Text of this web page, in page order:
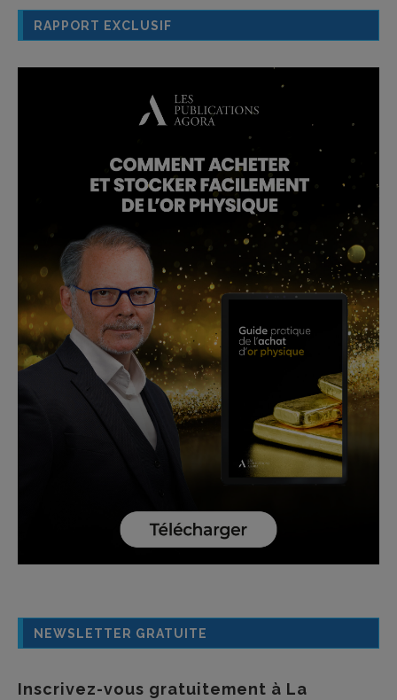
RAPPORT EXCLUSIF
NEWSLETTER GRATUITE
Inscrivez-vous gratuitement à La